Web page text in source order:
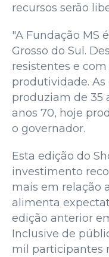
recursos serão
"A Fundação MS
Grosso do Sul.
resistentes e
produtividade.
produziam de 35
anos 70, hoje
o governador.
Esta edição do
investimento
mais em relação
alimenta
edição anterior
Inclusive de
mil participantes